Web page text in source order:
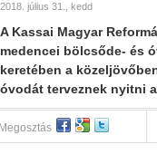
2018. július 31., kedd
A Kassai Magyar
medencei bölcsőde- és
keretében a
óvodát terveznek nyitni
Megosztás